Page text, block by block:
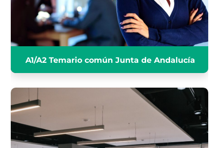
A1/A2 Temario común Junta de Andalucía
INFÓRMATE